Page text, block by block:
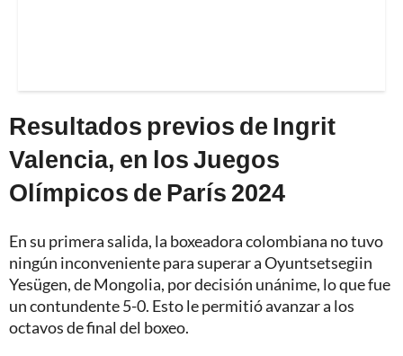
Resultados previos de Ingrit
Valencia, en los Juegos
Olímpicos de París 2024
En su primera salida, la boxeadora colombiana no tuvo
ningún inconveniente para superar a Oyuntsetsegiin
Yesügen, de Mongolia, por decisión unánime, lo que fue
un contundente 5-0. Esto le permitió avanzar a los
octavos de final del boxeo.